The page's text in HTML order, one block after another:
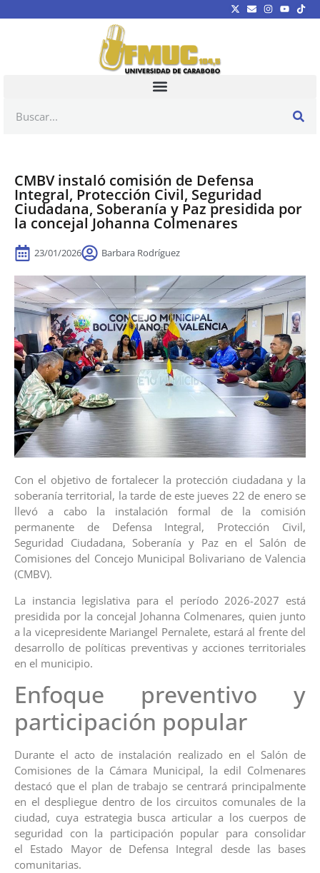
CMBV instaló comisión de Defensa
Integral, Protección Civil, Seguridad
Ciudadana, Soberanía y Paz presidida por
la concejal Johanna Colmenares
23/01/2026 Barbara Rodríguez
Con el objetivo de fortalecer la protección ciudadana y la
soberanía territorial, la tarde de este jueves 22 de enero se
llevó a cabo la instalación formal de la comisión
permanente de Defensa Integral, Protección Civil,
Seguridad Ciudadana, Soberanía y Paz en el Salón de
Comisiones del Concejo Municipal Bolivariano de Valencia
(CMBV).
La instancia legislativa para el período 2026-2027 está
presidida por la concejal Johanna Colmenares, quien junto
a la vicepresidente Mariangel Pernalete, estará al frente del
desarrollo de políticas preventivas y acciones territoriales
en el municipio.
Enfoque preventivo y
participación popular
Durante el acto de instalación realizado en el Salón de
Comisiones de la Cámara Municipal, la edil Colmenares
destacó que el plan de trabajo se centrará principalmente
en el despliegue dentro de los circuitos comunales de la
ciudad, cuya estrategia busca articular a los cuerpos de
seguridad con la participación popular para consolidar
el Estado Mayor de Defensa Integral desde las bases
comunitarias.